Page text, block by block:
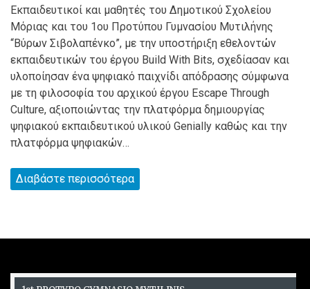
Εκπαιδευτικοί και μαθητές του Δημοτικού Σχολείου
Μόριας και του 1ου Προτύπου Γυμνασίου Μυτιλήνης
“Βύρων Σιβολαπένκο”, με την υποστήριξη εθελοντών
εκπαιδευτικών του έργου Build With Bits, σχεδίασαν και
υλοποίησαν ένα ψηφιακό παιχνίδι απόδρασης σύμφωνα
με τη φιλοσοφία του αρχικού έργου Escape Through
Culture, αξιοποιώντας την πλατφόρμα δημιουργίας
ψηφιακού εκπαιδευτικού υλικού Genially καθώς και την
πλατφόρμα ψηφιακών…
Διαβάστε περισσότερα